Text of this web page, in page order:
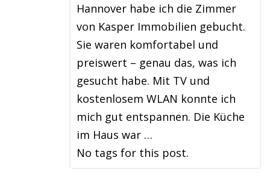
Hannover habe ich die Zimmer
von Kasper Immobilien gebucht.
Sie waren komfortabel und
preiswert – genau das, was ich
gesucht habe. Mit TV und
kostenlosem WLAN konnte ich
mich gut entspannen. Die Küche
im Haus war …
No tags for this post.